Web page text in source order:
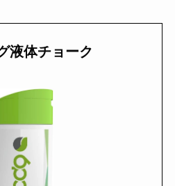
液体チョーク